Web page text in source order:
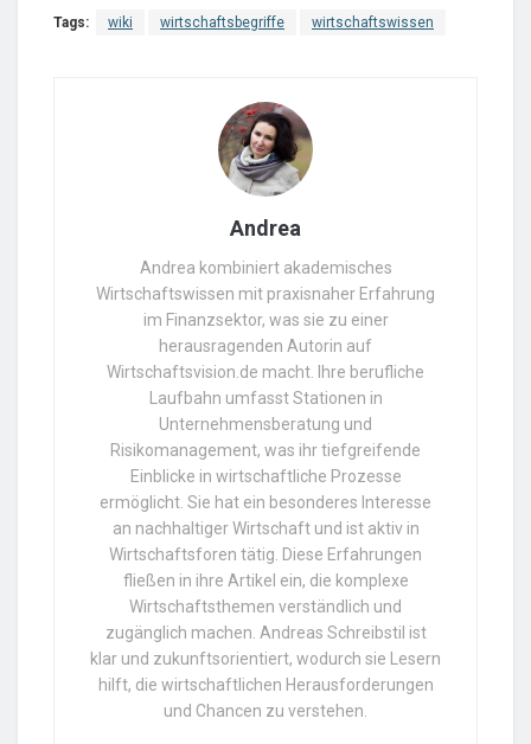
Tags: wiki wirtschaftsbegriffe wirtschaftswissen
Andrea
Andrea kombiniert akademisches
Wirtschaftswissen mit praxisnaher Erfahrung
im Finanzsektor, was sie zu einer
herausragenden Autorin auf
Wirtschaftsvision.de macht. Ihre berufliche
Laufbahn umfasst Stationen in
Unternehmensberatung und
Risikomanagement, was ihr tiefgreifende
Einblicke in wirtschaftliche Prozesse
ermöglicht. Sie hat ein besonderes Interesse
an nachhaltiger Wirtschaft und ist aktiv in
Wirtschaftsforen tätig. Diese Erfahrungen
fließen in ihre Artikel ein, die komplexe
Wirtschaftsthemen verständlich und
zugänglich machen. Andreas Schreibstil ist
klar und zukunftsorientiert, wodurch sie Lesern
hilft, die wirtschaftlichen Herausforderungen
und Chancen zu verstehen.